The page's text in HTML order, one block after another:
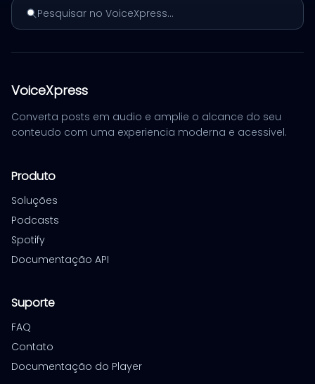
Pesquisar no VoiceXpress...
VoiceXpress
Converta posts em audio e amplie o alcance do seu
conteudo com uma experiencia moderna e acessivel.
Produto
Soluções
Podcasts
Spotify
Documentação API
Suporte
FAQ
Contato
Documentação do Player